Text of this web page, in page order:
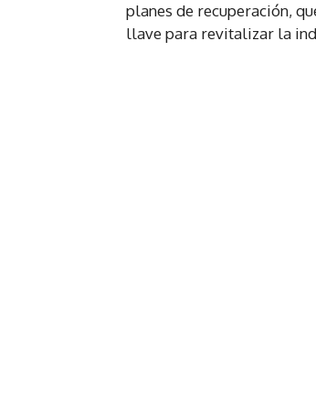
planes de recuperación,
llave para revitalizar la